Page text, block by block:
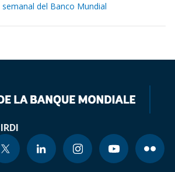
del Banco Mundial